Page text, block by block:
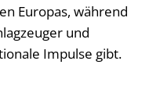
Europas, während
und
Impulse gibt.